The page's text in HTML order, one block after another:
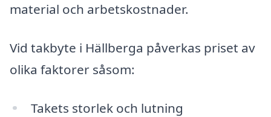
material och arbetskostnader.
Vid takbyte i Hällberga påverkas priset av
olika faktorer såsom:
Takets storlek och lutning